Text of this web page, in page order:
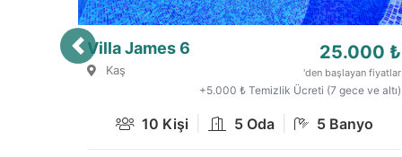
Villa Vadi 1
Patara
7.857 ₺
'den başlayan fiyatlar
+2.000 ₺ Temizlik Ücreti (6 gece ve altı)
2 Kişi 1 Oda 1 Banyo